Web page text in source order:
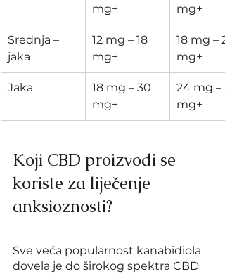
mg+
mg+
​Srednja –
jaka
​12 mg – 18
mg+
​18 mg –
mg+
​Jaka
​18 mg – 30
mg+
​24 mg –
mg+
Koji CBD proizvodi se
koriste za liječenje
anksioznosti?
Sve veća popularnost kanabidiola
dovela je do širokog spektra CBD